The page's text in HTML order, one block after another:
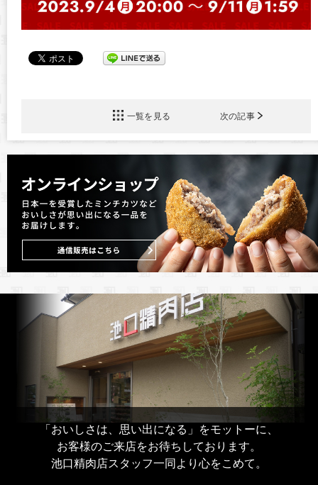
一覧を見る 次の記事
「おいしさは、思い出になる」をモットーに、
お客様のご来店をお待ちしております。
池口精肉店スタッフ一同より心をこめて。